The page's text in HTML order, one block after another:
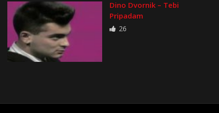
Dino Dvornik – Tebi
Pripadam
26